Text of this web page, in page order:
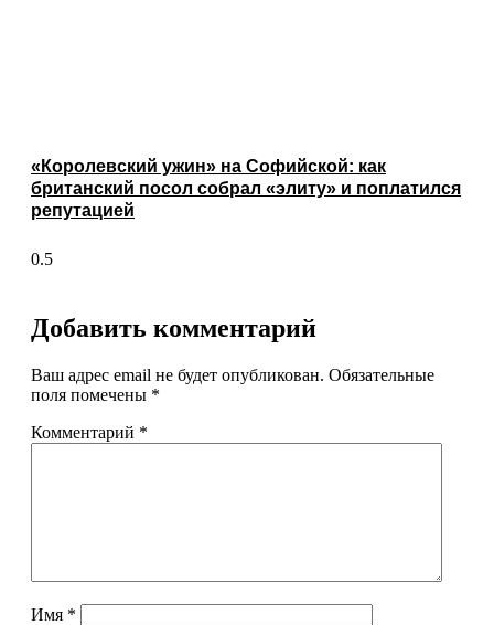
«Королевский ужин» на Софийской: как
британский посол собрал «элиту» и поплатился
репутацией
Добавить комментарий
Ваш адрес email не будет опубликован. Обязательные
поля помечены *
Комментарий *
Имя *